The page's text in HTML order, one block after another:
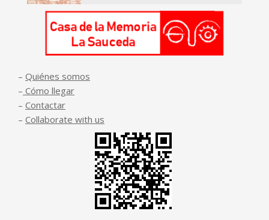
– Quiénes somos
– Cómo llegar
– Contactar
– Collaborate with us